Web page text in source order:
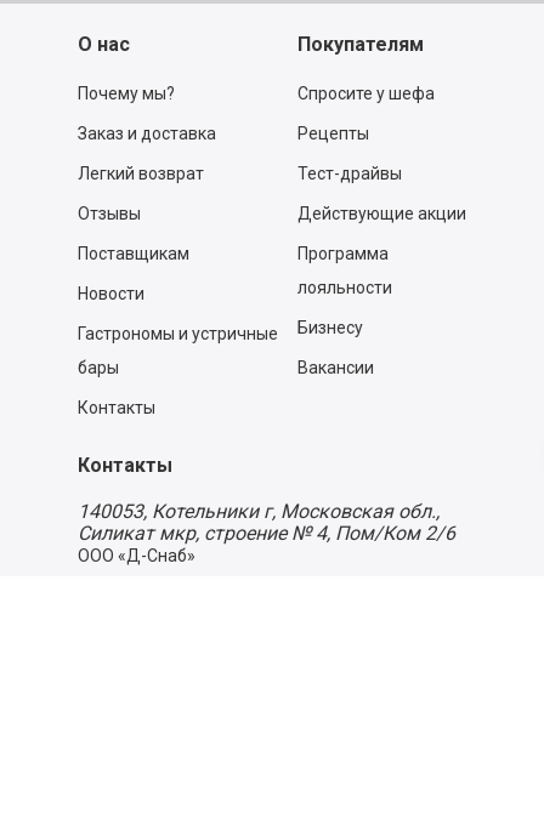
О нас
Почему мы?
Заказ и доставка
Легкий возврат
Отзывы
Поставщикам
Новости
Гастрономы и устричные
бары
Контакты
Покупателям
Спросите у шефа
Рецепты
Тест-драйвы
Действующие акции
Программа
лояльности
Бизнесу
Вакансии
Контакты
140053, Котельники г, Московская обл.,
Силикат мкр, строение № 4, Пом/Ком 2/6
ООО «Д-Снаб»